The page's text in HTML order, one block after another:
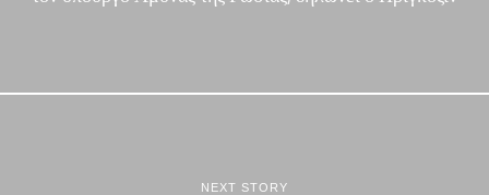
NEXT STORY